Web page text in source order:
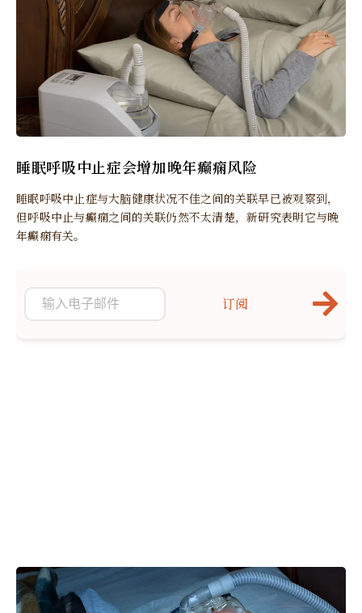
睡眠呼吸中止症会增加晚年癫痫风险
睡眠呼吸中止症与大脑健康状况不佳之间的关联早已被观察到，
但呼吸中止与癫痫之间的关联仍然不太清楚，新研究表明它与晚
年癫痫有关。
订阅